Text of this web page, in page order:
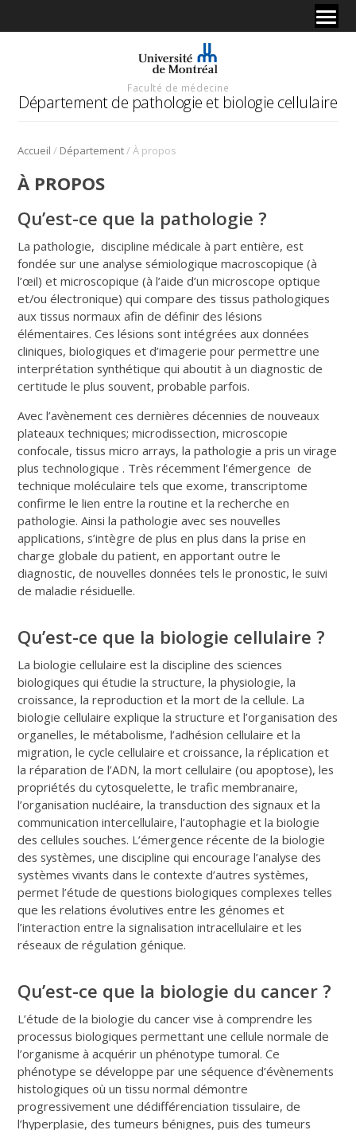
Faculté de médecine
Département de pathologie et biologie cellulaire
Accueil / Département/À propos
À PROPOS
Qu’est-ce que la pathologie ?
La pathologie, discipline médicale à part entière, est
fondée sur une analyse sémiologique macroscopique (à
l’œil) et microscopique (à l’aide d’un microscope optique
et/ou électronique) qui compare des tissus pathologiques
aux tissus normaux afin de définir des lésions
élémentaires. Ces lésions sont intégrées aux données
cliniques, biologiques et d’imagerie pour permettre une
interprétation synthétique qui aboutit à un diagnostic de
certitude le plus souvent, probable parfois.
Avec l’avènement ces dernières décennies de nouveaux
plateaux techniques; microdissection, microscopie
confocale, tissus micro arrays, la pathologie a pris un virage
plus technologique . Très récemment l’émergence de
technique moléculaire tels que exome, transcriptome
confirme le lien entre la routine et la recherche en
pathologie. Ainsi la pathologie avec ses nouvelles
applications, s’intègre de plus en plus dans la prise en
charge globale du patient, en apportant outre le
diagnostic, de nouvelles données tels le pronostic, le suivi
de maladie résiduelle.
Qu’est-ce que la biologie cellulaire ?
La biologie cellulaire est la discipline des sciences
biologiques qui étudie la structure, la physiologie, la
croissance, la reproduction et la mort de la cellule. La
biologie cellulaire explique la structure et l’organisation des
organelles, le métabolisme, l’adhésion cellulaire et la
migration, le cycle cellulaire et croissance, la réplication et
la réparation de l’ADN, la mort cellulaire (ou apoptose), les
propriétés du cytosquelette, le trafic membranaire,
l’organisation nucléaire, la transduction des signaux et la
communication intercellulaire, l’autophagie et la biologie
des cellules souches. L’émergence récente de la biologie
des systèmes, une discipline qui encourage l’analyse des
systèmes vivants dans le contexte d’autres systèmes,
permet l’étude de questions biologiques complexes telles
que les relations évolutives entre les génomes et
l’interaction entre la signalisation intracellulaire et les
réseaux de régulation génique.
Qu’est-ce que la biologie du cancer ?
L’étude de la biologie du cancer vise à comprendre les
processus biologiques permettant une cellule normale de
l’organisme à acquérir un phénotype tumoral. Ce
phénotype se développe par une séquence d’évènements
histologiques où un tissu normal démontre
progressivement une dédifférenciation tissulaire, de
l’hyperplasie, des tumeurs bénignes, puis des tumeurs